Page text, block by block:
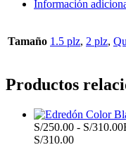
Información
Tamaño 1.5 plz, 2 plz,
Productos
S/250.00 - S/310.00
S/310.00